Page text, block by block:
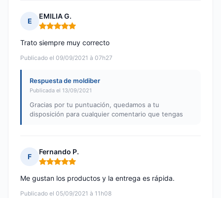
E
EMILIA G.
Nota: 5 de 5
Publicado el 09/09/2021 à 07h27
Trato siempre muy correcto
Respuesta de moldiber
Publicada el 13/09/2021
Gracias por tu puntuación, quedamos a tu
disposición para cualquier comentario que tengas
F
Fernando P.
Nota: 5 de 5
Publicado el 05/09/2021 à 11h08
Me gustan los productos y la entrega es rápida.